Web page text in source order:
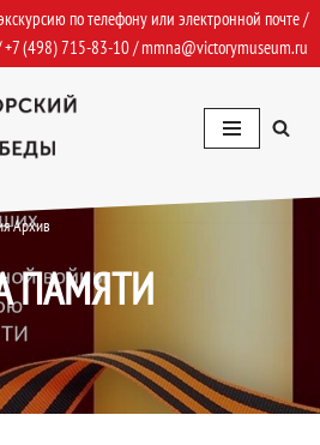
по телефону или электронной почте /
+7 (498) 715-83-10/mmna@victorymuseum.ru
Архив
ПАМЯТИ